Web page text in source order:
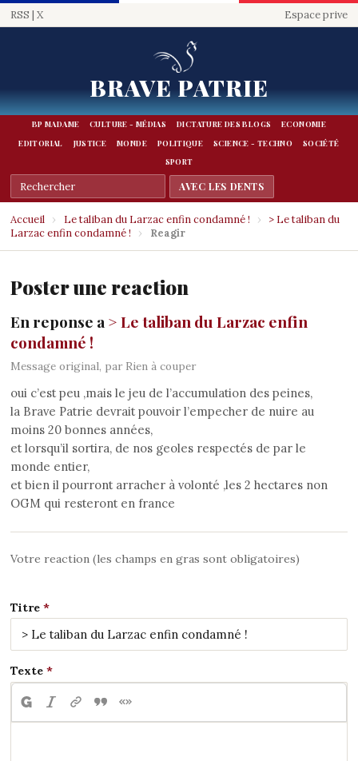
RSS | X Espace prive
BRAVE PATRIE
BP MADAME CULTURE - MÉDIAS DICTATURE DES BLOGS
ECONOMIE
EDITORIAL
JUSTICE MONDE POLITIQUE SCIENCE - TECHNO
SOCIÉTÉ
SPORT
Accueil › Le taliban du Larzac enfin condamné ! ›
> Le taliban du
Larzac enfin condamné !
› Reagir
Poster une reaction
En reponse a > Le taliban du Larzac enfin
condamné !
Message original, par Rien à couper
oui c’est peu ,mais le jeu de l’accumulation des peines,
la Brave Patrie devrait pouvoir l’empecher de nuire au
moins 20 bonnes années,
et lorsqu’il sortira, de nos geoles respectés de par le
monde entier,
et bien il pourront arracher à volonté ,les 2 hectares non
OGM qui resteront en france
Votre reaction (les champs en gras sont obligatoires)
Titre
Texte